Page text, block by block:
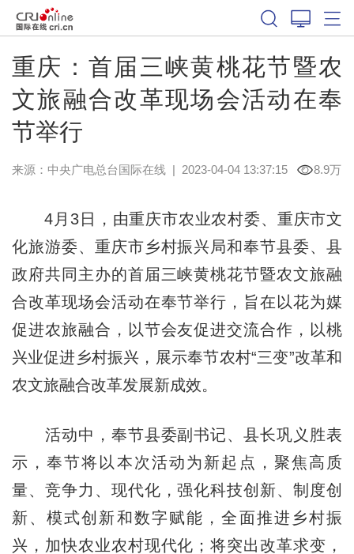
重庆：首届三峡黄桃花节暨农
文旅融合改革现场会活动在奉
节举行
来源：中央广电总台国际在线| 2023-04-04 13:37:15 8.9万
4月3日，由重庆市农业农村委、重庆市文
化旅游委、重庆市乡村振兴局和奉节县委、县
政府共同主办的首届三峡黄桃花节暨农文旅融
合改革现场会活动在奉节举行，旨在以花为媒
促进农旅融合，以节会友促进交流合作，以桃
兴业促进乡村振兴，展示奉节农村“三变”改革和
农文旅融合改革发展新成效。
活动中，奉节县委副书记、县长巩义胜表
示，奉节将以本次活动为新起点，聚焦高质
量、竞争力、现代化，强化科技创新、制度创
新、模式创新和数字赋能，全面推进乡村振
兴，加快农业农村现代化；将突出改革求变，